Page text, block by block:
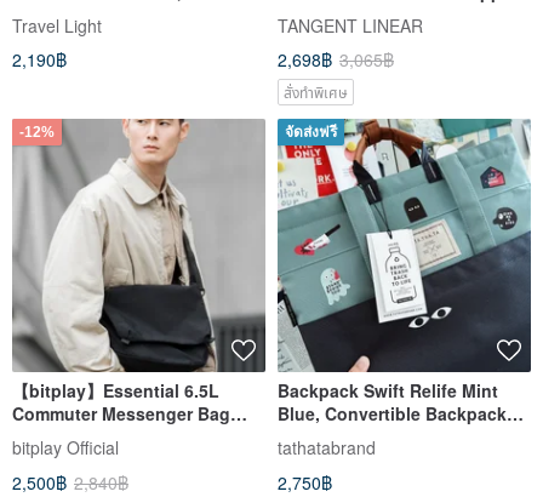
for Shoulder or Crossbody
Wear - Two-Way Functionality
in a Coffee Hue.
Travel Light
2,190฿
Mini Bag for Women,
Crossbody, Single Shoulder,
Box Bag, Cute, Lightweight
Small Purse
TANGENT LINEAR
2,698฿ 3,065฿
สั่งทำพิเศษ
-12%
【bitplay】Essential 6.5L
Commuter Messenger Bag
Storage Pouch
bitplay Official
2,500฿ 2,840฿
จัดส่งฟรี
Backpack Swift Relife Mint
Blue, Convertible Backpack
Tote, Laptop Tote Bag
tathatabrand
2,750฿